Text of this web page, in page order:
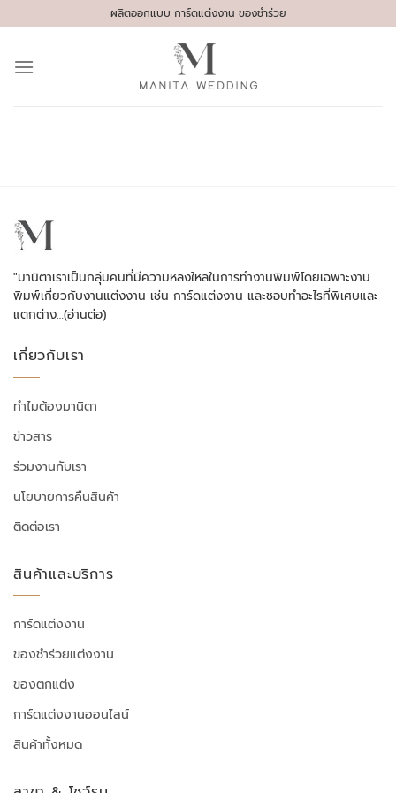
to
ผลิตออกแบบ การ์ดแต่งงาน ของชำร่วย
"มานิตาเราเป็นกลุ่มคนที่มีความหลงใหลในการทำงานพิมพ์โดยเฉพาะงาน
พิมพ์เกี่ยวกับงานแต่งงาน เช่น การ์ดแต่งงาน และชอบทำอะไรที่พิเศษและ
แตกต่าง…(อ่านต่อ)
เกี่ยวกับเรา
ทำไมต้องมานิตา
ข่าวสาร
ร่วมงานกับเรา
นโยบายการคืนสินค้า
ติดต่อเรา
สินค้าและบริการ
การ์ดแต่งงาน
ของชำร่วยแต่งงาน
ของตกแต่ง
การ์ดแต่งงานออนไลน์
สินค้าทั้งหมด